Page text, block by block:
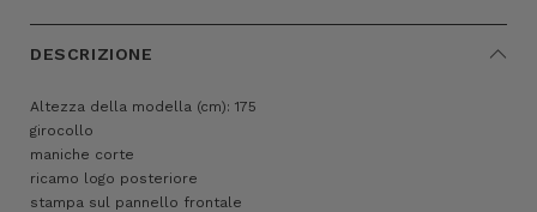
DESCRIZIONE
Altezza della modella (cm): 175
girocollo
maniche corte
ricamo logo posteriore
stampa sul pannello frontale